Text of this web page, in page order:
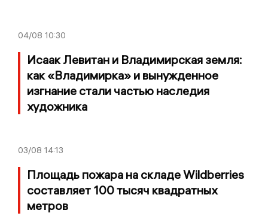
04/08 10:30
Исаак Левитан и Владимирская земля:
как «Владимирка» и вынужденное
изгнание стали частью наследия
художника
03/08 14:13
Площадь пожара на складе Wildberries
составляет 100 тысяч квадратных
метров